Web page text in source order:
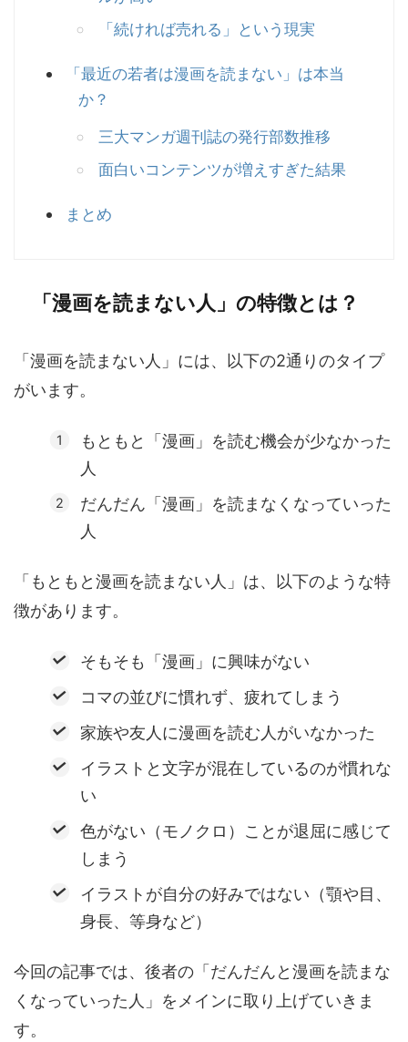
「続ければ売れる」という現実
「最近の若者は漫画を読まない」は本当
か？
三大マンガ週刊誌の発行部数推移
面白いコンテンツが増えすぎた結果
まとめ
「漫画を読まない人」の特徴とは？
「漫画を読まない人」には、以下の2通りのタイプ
がいます。
もともと「漫画」を読む機会が少なかった
人
だんだん「漫画」を読まなくなっていった
人
「もともと漫画を読まない人」は、以下のような特
徴があります。
そもそも「漫画」に興味がない
コマの並びに慣れず、疲れてしまう
家族や友人に漫画を読む人がいなかった
イラストと文字が混在しているのが慣れな
い
色がない（モノクロ）ことが退屈に感じて
しまう
イラストが自分の好みではない（顎や目、
身長、等身など）
今回の記事では、後者の「だんだんと漫画を読まな
くなっていった人」をメインに取り上げていきま
す。